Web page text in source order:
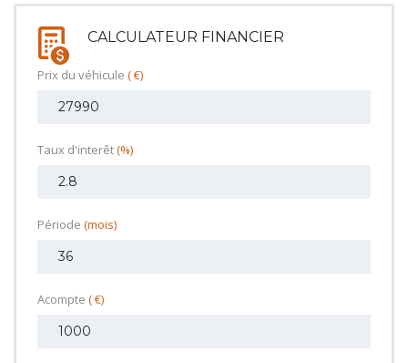
CALCULATEUR FINANCIER
Prix du véhicule ( €)
Taux d'interêt(%)
Période (mois)
Acompte ( €)